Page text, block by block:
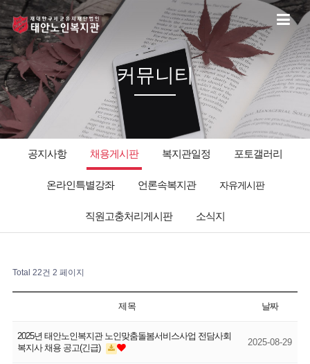
커뮤니티
공지사항 채용게시판 복지관일정 포토갤러리
온라인특별강좌 언론속복지관 자유게시판
직원고충처리게시판 소식지
Total 22건 2 페이지
제목 날짜
2025년 태안노인복지관 노인맞춤돌봄서비스사업 전담사회
복지사 채용 공고(긴급)
2025-08-29